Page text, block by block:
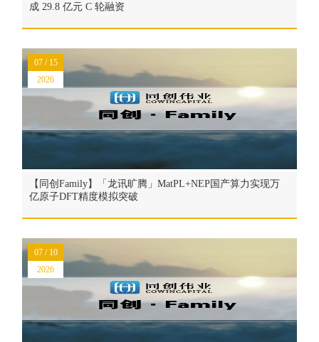
成 29.8 亿元 C 轮融资
【同创Family】「龙讯旷腾」MatPL+NEP国产算力实现万
亿原子DFT精度模拟突破
07 / 15
2026
07 / 10
2026